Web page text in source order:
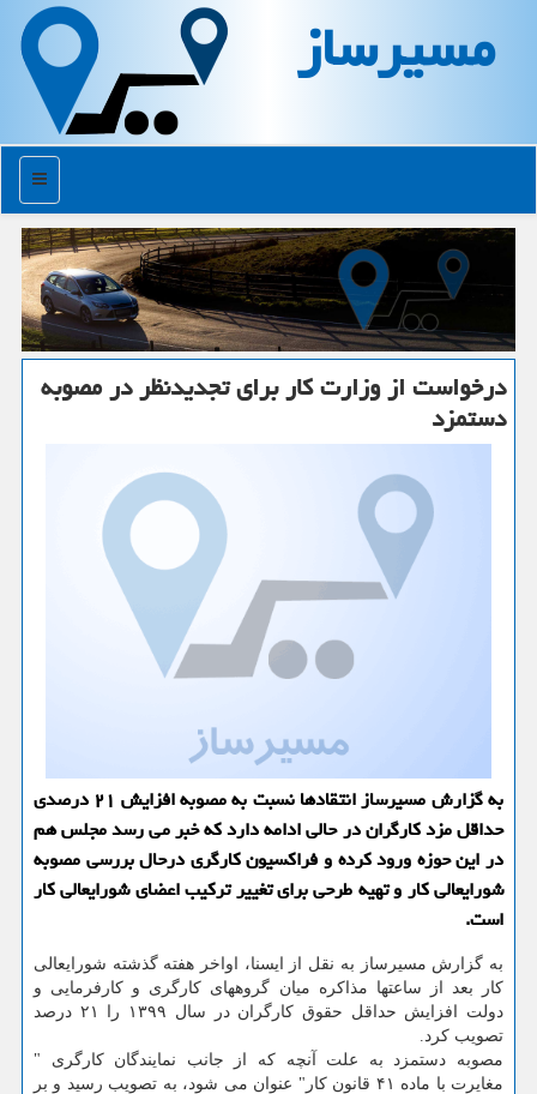
مسیرساز
منو
درخواست از وزارت كار برای تجدیدنظر در مصوبه
دستمزد
به گزارش مسیرساز انتقادها نسبت به مصوبه افزایش ۲۱ درصدی
حداقل مزد كارگران در حالی ادامه دارد كه خبر می رسد مجلس هم
در این حوزه ورود كرده و فراكسیون كارگری درحال بررسی مصوبه
شورایعالی كار و تهیه طرحی برای تغییر تركیب اعضای شورایعالی كار
است.
به گزارش مسیرساز به نقل از ایسنا، اواخر هفته گذشته شورایعالی
كار بعد از ساعتها مذاكره میان گروههای كارگری و كارفرمایی و
دولت افزایش حداقل حقوق كارگران در سال ۱۳۹۹ را ۲۱ درصد
تصویب كرد.
مصوبه دستمزد به علت آنچه كه از جانب نمایندگان كارگری "
مغایرت با ماده ۴۱ قانون كار" عنوان می شود، به تصویب رسید و بر